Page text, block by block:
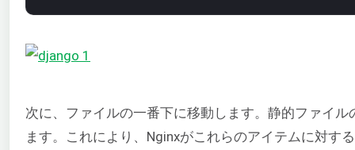
次に、ファイルの一番下に移動します。静的ファイ
ます。これにより、Nginxがこれらのアイテムに対す